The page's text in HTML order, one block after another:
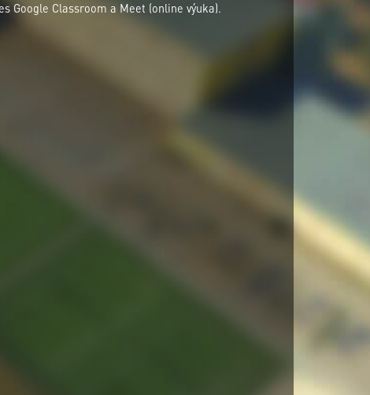
Google Classroom a Meet (online výuka).